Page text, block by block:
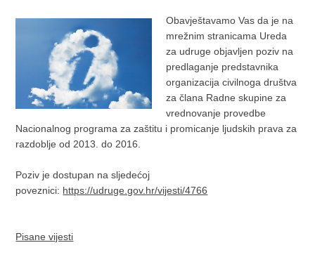
Obavještavamo Vas da je na
mrežnim stranicama Ureda
za udruge objavljen poziv na
predlaganje predstavnika
organizacija civilnoga društva
za člana Radne skupine za
vrednovanje provedbe
Nacionalnog programa za zaštitu i promicanje ljudskih prava za
razdoblje od 2013. do 2016.
Poziv je dostupan na sljedećoj
poveznici: https://udruge.gov.hr/vijesti/4766
Pisane vijesti